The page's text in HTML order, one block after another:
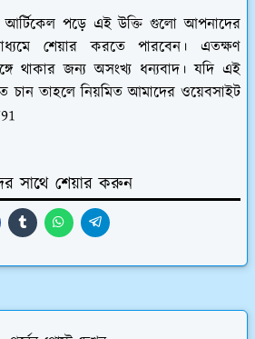
পড়ে এই উক্তি গুলো আপনাদের
শেয়ার করতে পারবেন। এতক্ষণ
থাকার জন্য অসংখ্য ধন্যবাদ। যদি এই
তাহলে নিয়মিত আমাদের ওয়েবসাইট
সাথে শেয়ার করুন